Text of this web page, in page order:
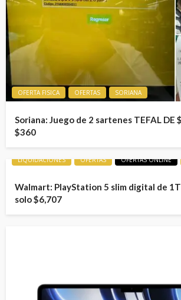
OFERTA FISICA OFERTAS SORIANA
Soriana: Juego de 2 sartenes TEFAL DE
$360
LIQUIDACIONES OFERTAS OFERTAS ONLINE
Walmart: PlayStation 5 slim digital de
solo $6,707